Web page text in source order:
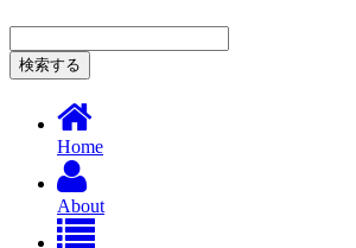
Home
About